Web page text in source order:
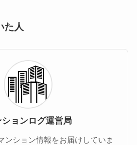
た人
ションログ運営局
ンション情報をお届けしていま